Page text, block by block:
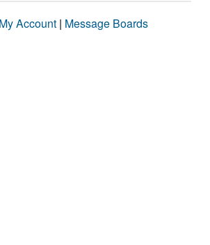
My Account | Message Boards